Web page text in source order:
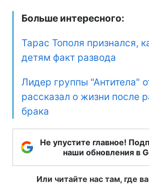
Больше интересного:
Тарас Тополя признался,
детям факт развода
Лидер группы "Антитела"
рассказал о жизни после
брака
Не упустите главное!
наши обновления в
Или читайте нас там, где